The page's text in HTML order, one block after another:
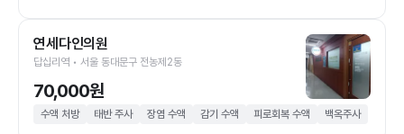
연세다인의원
답십리역 • 서울 동대문구 전농제2동
70,000원
수액 처방 태반 주사 장염 수액 감기 수액 피로회복 수액 백옥주사